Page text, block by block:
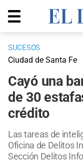
SUCESOS
Ciudad de Santa Fe
Cayó una
de 30
crédito
Las tareas de
Oficina de Delitos
Sección Delitos